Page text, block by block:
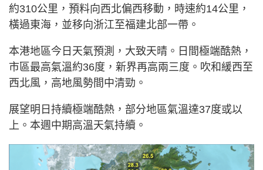
約310公里，預料向西北偏西移動，時速約14公里，
橫過東海，並移向浙江至福建北部一帶。
本港地區今日天氣預測，大致天晴。日間極端酷熱，
市區最高氣溫約36度，新界再高兩三度。吹和緩西至
西北風，高地風勢間中清勁。
展望明日持續極端酷熱，部分地區氣溫達37度或以
上。本週中期高溫天氣持續。